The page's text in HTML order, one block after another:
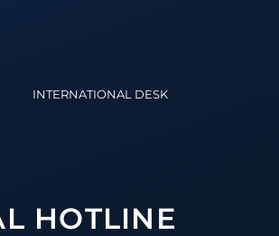
INTERNATIONAL DESK
HOTLINЕ